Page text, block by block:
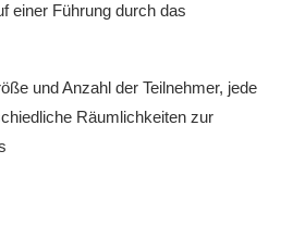
einer Führung durch das
und Anzahl der Teilnehmer, jede
Räumlichkeiten zur